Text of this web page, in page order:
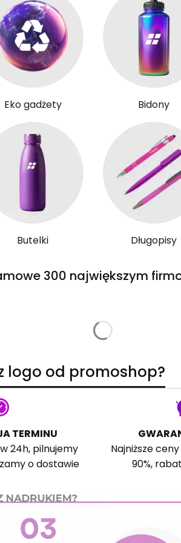
Eko gadżety Bidony
Butelki Długopisy
300 największym
logo od promoshop?
TERMINU
24h, pilnujemy
o dostawie
Najniższe
90%,